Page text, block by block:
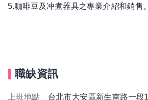
5.咖啡豆及冲煮器具之專業介紹和銷售。
職缺資訊
上班地點 台北市大安區新生南路一段